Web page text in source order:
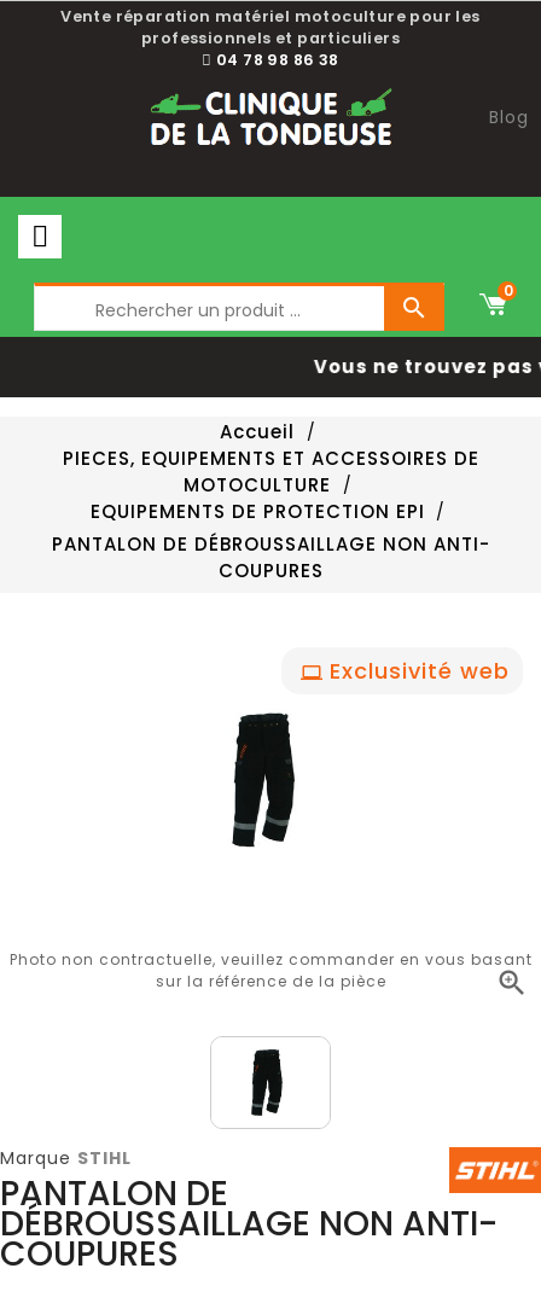
Vente réparation matériel motoculture pour les
professionnels et particuliers
04 78 98 86 38
Blog

0
Vous ne trouvez
Accueil
PIECES, EQUIPEMENTS ET ACCESSOIRES DE
MOTOCULTURE
EQUIPEMENTS DE PROTECTION EPI
PANTALON DE DÉBROUSSAILLAGE NON ANTI-
COUPURES
Exclusivité web

Photo non contractuelle, veuillez commander en vous basant
sur la référence de la pièce
Marque STIHL
PANTALON DE
DÉBROUSSAILLAGE NON ANTI-
COUPURES